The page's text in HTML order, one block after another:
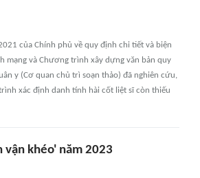
của Chính phủ về quy định chi tiết và biện
mạng và Chương trình xây dựng văn bản quy
y (Cơ quan chủ trì soạn thảo) đã nghiên cứu,
xác định danh tính hài cốt liệt sĩ còn thiếu
vận khéo' năm 2023